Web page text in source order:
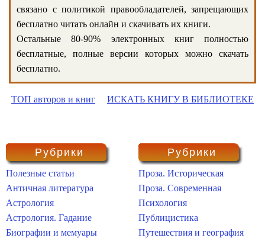
связано с политикой правообладателей, запрещающих
бесплатно читать онлайн и скачивать их книги.
Остальные 80-90% электронных книг полностью
бесплатные, полные версии которых можно скачать
бесплатно.
ТОП авторов и книг ИСКАТЬ КНИГУ В БИБЛИОТЕКЕ
Рубрики
Полезные статьи
Античная литература
Астрология
Астрология. Гадание
Биографии и мемуары
Рубрики
Проза. Историческая
Проза. Современная
Психология
Публицистика
Путешествия и география